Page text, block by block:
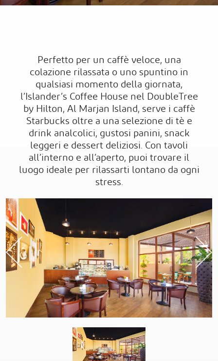
Perfetto per un caffè veloce, una
colazione rilassata o uno spuntino in
qualsiasi momento della giornata,
l’Islander’s Coffee House nel DoubleTree
by Hilton, Al Marjan Island, serve i caffè
Starbucks oltre a una selezione di tè e
drink analcolici, gustosi panini, snack
leggeri e dessert deliziosi. Con tavoli
all’interno e all’aperto, puoi trovare il
luogo ideale per rilassarti lontano da ogni
stress.
Previous